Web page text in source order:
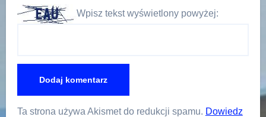
Wpisz tekst wyświetlony powyżej:
Ta strona używa Akismet do redukcji spamu. Dowiedz